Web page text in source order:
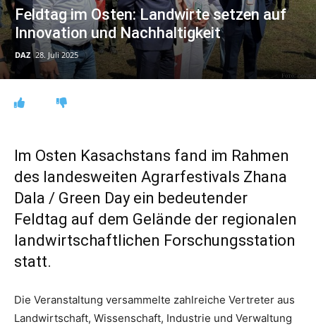
Feldtag im Osten: Landwirte setzen auf
Innovation und Nachhaltigkeit
DAZ 28. Juli 2025
Im Osten Kasachstans fand im Rahmen
des landesweiten Agrarfestivals Zhana
Dala / Green Day ein bedeutender
Feldtag auf dem Gelände der regionalen
landwirtschaftlichen Forschungsstation
statt.
Die Veranstaltung versammelte zahlreiche Vertreter aus
Landwirtschaft, Wissenschaft, Industrie und Verwaltung